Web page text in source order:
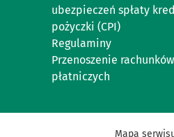
ubezpieczeń spłaty
pożyczki (CPI)
Regulaminy
Przenoszenie rachunków
płatniczych
Mapa